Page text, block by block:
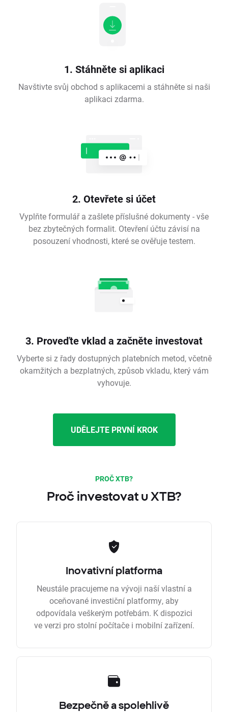
1. Stáhněte si aplikaci
Navštivte svůj obchod s aplikacemi a stáhněte si naši
aplikaci zdarma.
2. Otevřete si účet
Vyplňte formulář a zašlete příslušné dokumenty - vše
bez zbytečných formalit. Otevření účtu závisí na
posouzení vhodnosti, které se ověřuje testem.
3. Proveďte vklad a začněte investovat
Vyberte si z řady dostupných platebních metod, včetně
okamžitých a bezplatných, způsob vkladu, který vám
vyhovuje.
UDĚLEJTE PRVNÍ KROK
PROČ XTB?
Proč investovat u XTB?
Inovativní platforma
Neustále pracujeme na vývoji naší vlastní a
oceňované investiční platformy, aby
odpovídala veškerým potřebám. K dispozici
ve verzi pro stolní počítače i mobilní zařízení.
Bezpečně a spolehlivě